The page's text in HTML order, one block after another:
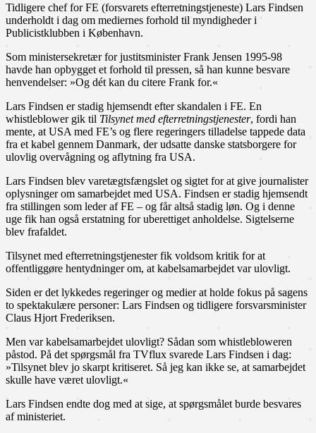
Tidligere chef for FE (forsvarets efterretningstjeneste) Lars Findsen
underholdt i dag om mediernes forhold til myndigheder i
Publicistklubben i København.
Som ministersekretær for justitsminister Frank Jensen 1995-98
havde han opbygget et forhold til pressen, så han kunne besvare
henvendelser: »Og dét kan du citere Frank for.«
Lars Findsen er stadig hjemsendt efter skandalen i FE. En
whistleblower gik til Tilsynet med efterretningstjenester, fordi han
mente, at USA med FE’s og flere regeringers tilladelse tappede data
fra et kabel gennem Danmark, der udsatte danske statsborgere for
ulovlig overvågning og aflytning fra USA.
Lars Findsen blev varetægtsfængslet og sigtet for at give journalister
oplysninger om samarbejdet med USA. Findsen er stadig hjemsendt
fra stillingen som leder af FE – og får altså stadig løn. Og i denne
uge fik han også erstatning for uberettiget anholdelse. Sigtelserne
blev frafaldet.
Tilsynet med efterretningstjenester fik voldsom kritik for at
offentliggøre hentydninger om, at kabelsamarbejdet var ulovligt.
Siden er det lykkedes regeringer og medier at holde fokus på sagens
to spektakulære personer: Lars Findsen og tidligere forsvarsminister
Claus Hjort Frederiksen.
Men var kabelsamarbejdet ulovligt? Sådan som whistlebloweren
påstod. På det spørgsmål fra TVflux svarede Lars Findsen i dag:
»Tilsynet blev jo skarpt kritiseret. Så jeg kan ikke se, at samarbejdet
skulle have været ulovligt.«
Lars Findsen endte dog med at sige, at spørgsmålet burde besvares
af ministeriet.